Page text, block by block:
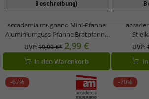
Beschreibung)
accademia mugnano Mini-Pfanne
Aluminiumguss-Pfanne Bratpfanne
Durchmesser 20cm Made in Italy
Schwarz
UVP:19,99 €* 2,99 €
In den Warenkorb
Aluminium
ni-
UVP:
-67% -70%